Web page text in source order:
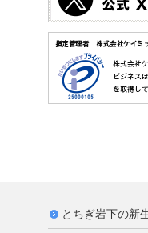
とちぎ岩下の新